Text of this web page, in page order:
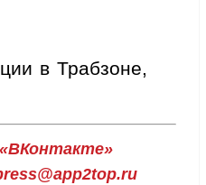
в Трабзоне,
«ВКонтакте»